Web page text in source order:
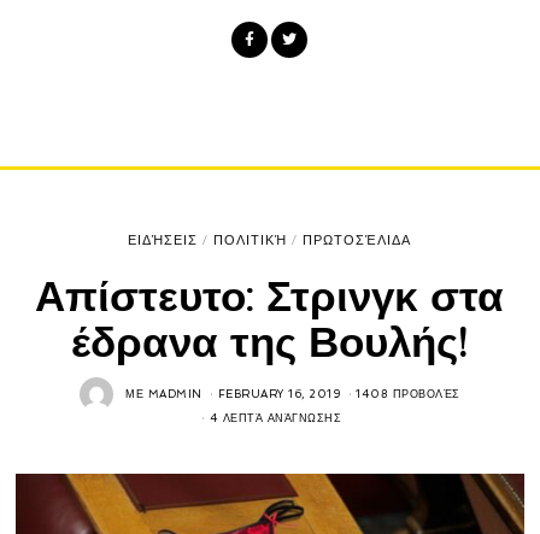
ΕΙΔΉΣΕΙΣ / ΠΟΛΙΤΙΚΉ / ΠΡΩΤΟΣΈΛΙΔΑ
Απίστευτο: Στρινγκ στα
έδρανα της Βουλής!
ΜΕ MADMIN FEBRUARY 16, 2019 1408 ΠΡΟΒΟΛΈΣ
4 ΛΕΠΤΆ ΑΝΆΓΝΩΣΗΣ